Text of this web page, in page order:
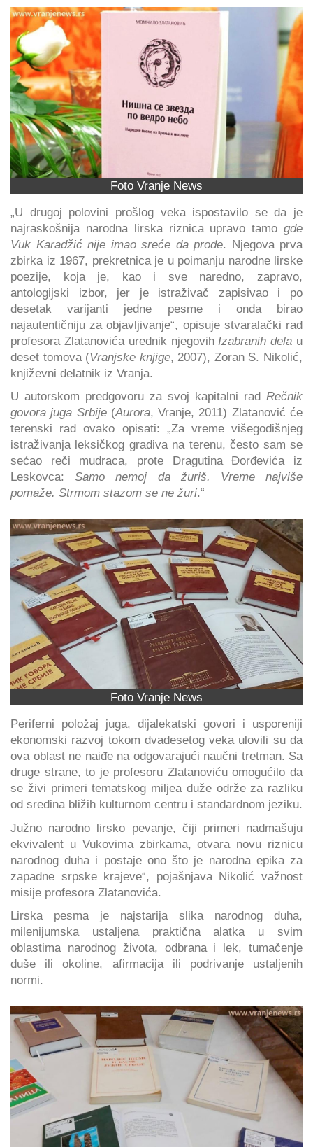
Foto Vranje News
„U drugoj polovini prošlog veka ispostavilo se da je
najraskošnija narodna lirska riznica upravo tamo gde
Vuk Karadžić nije imao sreće da prođe. Njegova prva
zbirka iz 1967, prekretnica je u poimanju narodne lirske
poezije, koja je, kao i sve naredno, zapravo,
antologijski izbor, jer je istraživač zapisivao i po
desetak varijanti jedne pesme i onda birao
najautentičniju za objavljivanje“, opisuje stvaralački rad
profesora Zlatanovića urednik njegovih Izabranih dela u
deset tomova (Vranjske knjige, 2007), Zoran S. Nikolić,
književni delatnik iz Vranja.
U autorskom predgovoru za svoj kapitalni rad Rečnik
govora juga Srbije(Aurora, Vranje, 2011) Zlatanović će
terenski rad ovako opisati: „Za vreme višegodišnjeg
istraživanja leksičkog gradiva na terenu, često sam se
sećao reči mudraca, prote Dragutina Đorđevića iz
Leskovca:Samo nemoj da žuriš. Vreme najviše
pomaže. Strmom stazom se ne žuri.“
Foto Vranje News
Periferni položaj juga, dijalekatski govori i usporeniji
ekonomski razvoj tokom dvadesetog veka ulovili su da
ova oblast ne naiđe na odgovarajući naučni tretman. Sa
druge strane, to je profesoru Zlatanoviću omogućilo da
se živi primeri tematskog miljea duže održe za razliku
od sredina bližih kulturnom centru i standardnom jeziku.
Južno narodno lirsko pevanje, čiji primeri nadmašuju
ekvivalent u Vukovima zbirkama, otvara novu riznicu
narodnog duha i postaje ono što je narodna epika za
zapadne srpske krajeve“, pojašnjava Nikolić važnost
misije profesora Zlatanovića.
Lirska pesma je najstarija slika narodnog duha,
milenijumska ustaljena praktična alatka u svim
oblastima narodnog života, odbrana i lek, tumačenje
duše ili okoline, afirmacija ili podrivanje ustaljenih
normi.